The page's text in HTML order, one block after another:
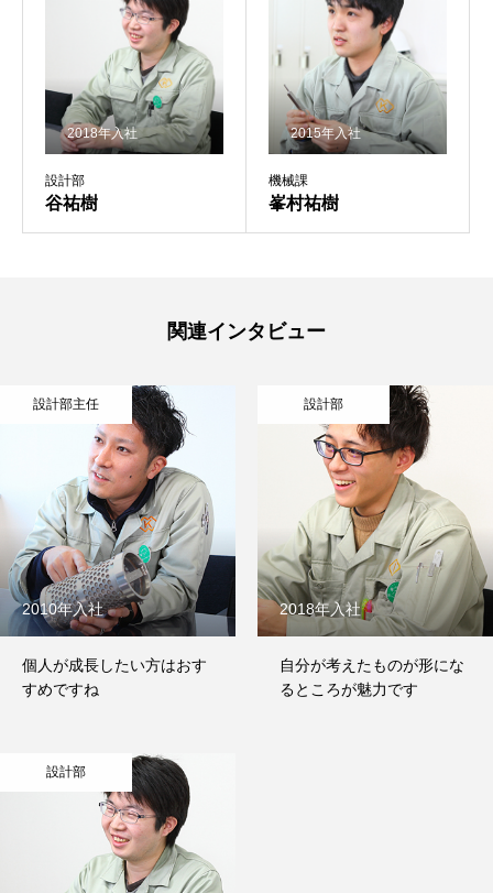
INTERVIEW
【公式】みすず精工株式会社 個人情報保護方針
設計部
谷祐樹
2018年入社
機械課
峯村祐樹
2015年入社
関連インタビュー
設計部主任
2010年入社
個人が成長したい方はおす
すめですね
設計部
2018年入社
自分が考えたものが形にな
るところが魅力です
設計部